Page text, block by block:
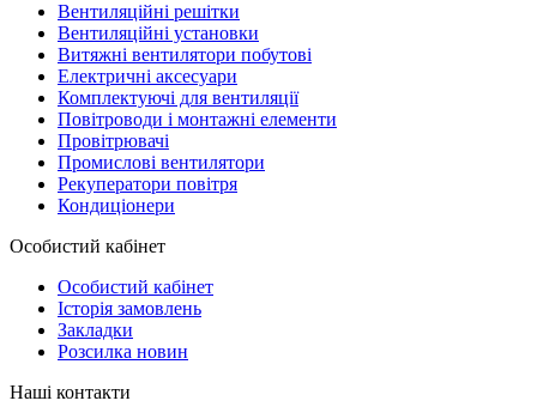
Вентиляційні решітки
Вентиляційні установки
Витяжні вентилятори побутові
Електричні аксесуари
Комплектуючі для вентиляції
Повітроводи і монтажні елементи
Провітрювачі
Промислові вентилятори
Рекуператори повітря
Кондиціонери
Особистий кабінет
Особистий кабінет
Історія замовлень
Закладки
Розсилка новин
Наші контакти